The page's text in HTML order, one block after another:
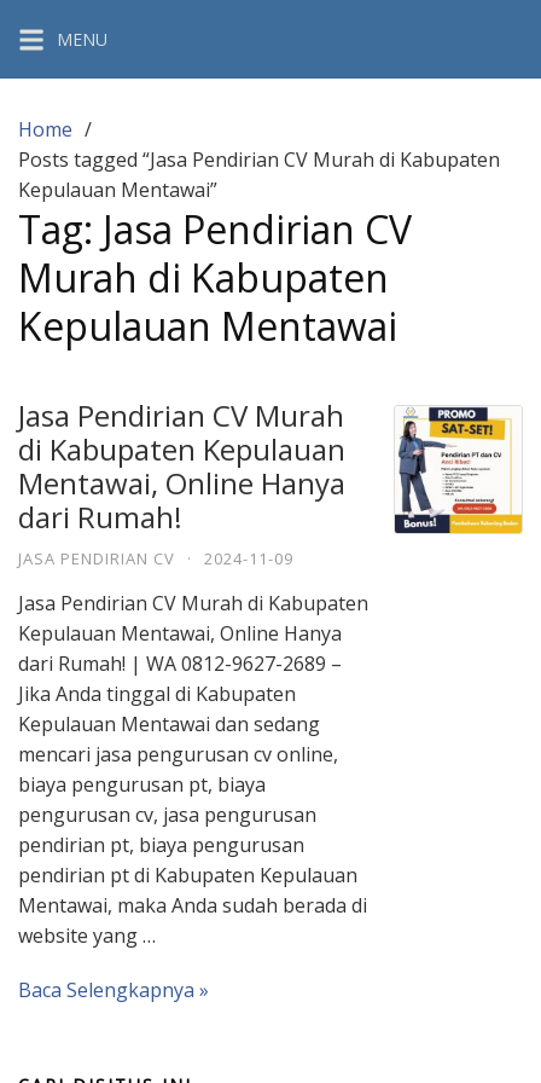
content
MENU
Home
Posts tagged “Jasa Pendirian CV Murah di Kabupaten
Kepulauan Mentawai”
Tag: Jasa Pendirian CV
Murah di Kabupaten
Kepulauan Mentawai
Jasa Pendirian CV Murah
di Kabupaten Kepulauan
Mentawai, Online Hanya
dari Rumah!
JASA PENDIRIAN CV · 2024-11-09
Jasa Pendirian CV Murah di Kabupaten
Kepulauan Mentawai, Online Hanya
dari Rumah! | WA 0812-9627-2689 –
Jika Anda tinggal di Kabupaten
Kepulauan Mentawai dan sedang
mencari jasa pengurusan cv online,
biaya pengurusan pt, biaya
pengurusan cv, jasa pengurusan
pendirian pt, biaya pengurusan
pendirian pt di Kabupaten Kepulauan
Mentawai, maka Anda sudah berada di
website yang …
Baca Selengkapnya »